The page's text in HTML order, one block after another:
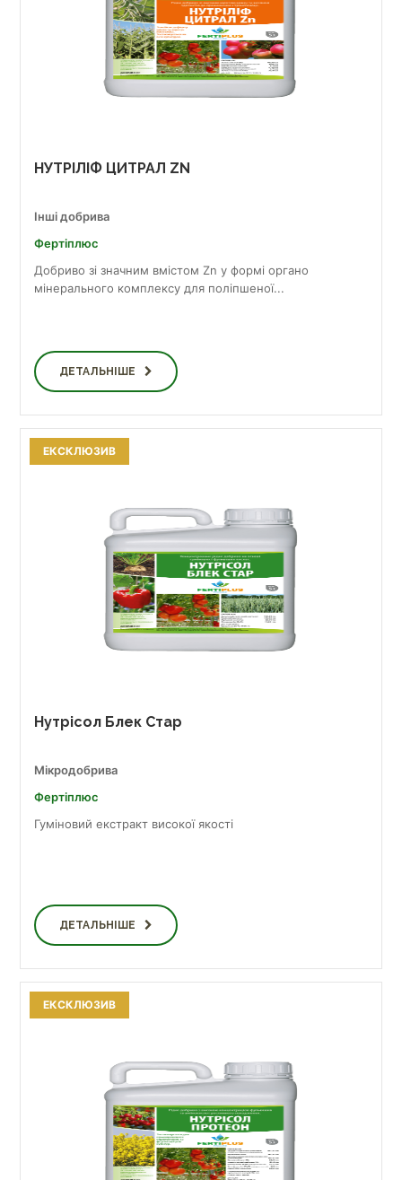
НУТРІЛІФ ЦИТРАЛ ZN
Інші добрива
Фертіплюс
Добриво зі значним вмістом Zn у формі органо
мінерального комплексу для поліпшеної...
ДЕТАЛЬНІШЕ
Нутрісол Блек Стар
Мікродобрива
Фертіплюс
Гуміновий екстракт високої якості
ДЕТАЛЬНІШЕ
ЕКСКЛЮЗИВ
ЕКСКЛЮЗИВ